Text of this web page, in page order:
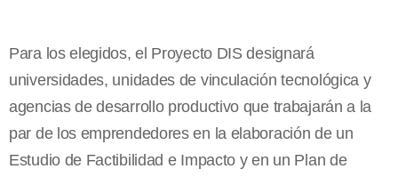
Para los elegidos, el Proyecto DIS designará
universidades, unidades de vinculación tecnológica y
agencias de desarrollo productivo que trabajarán a la
par de los emprendedores en la elaboración de un
Estudio de Factibilidad e Impacto y en un Plan de